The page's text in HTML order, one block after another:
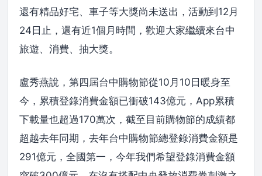
還有精品好宅、車子等大獎尚未送出，活動到12月
24日止，還有近1個月時間，歡迎大家繼續來台中
旅遊、消費、抽大獎。
盧秀燕說，第四屆台中購物節從10月10日暖身至
今，累積登錄消費金額已衝破143億元，App累積
下載量也超過170萬次，截至目前購物節的成績都
超越去年同期，去年台中購物節總登錄消費金額是
291億元，全國第一，今年我們希望登錄消費金額